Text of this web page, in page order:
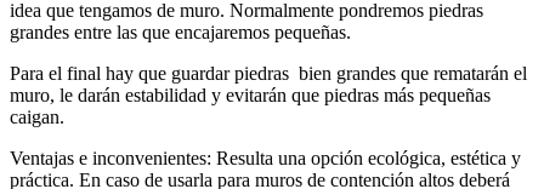
idea que tengamos de muro. Normalmente pondremos piedras
grandes entre las que encajaremos pequeñas.
Para el final hay que guardar piedras bien grandes que rematarán el
muro, le darán estabilidad y evitarán que piedras más pequeñas
caigan.
Ventajas e inconvenientes: Resulta una opción ecológica, estética y
práctica. En caso de usarla para muros de contención altos deberá